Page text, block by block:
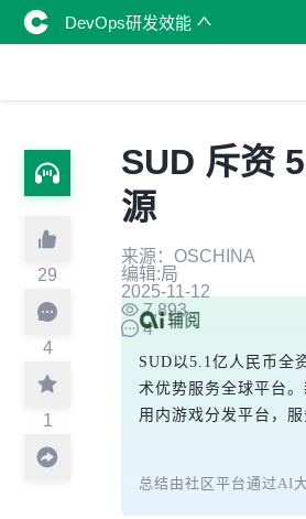
DevOps研发效能
29
4
1
SUD 斥资
源
来源：OSCHINA
编辑:局
2025-11-12
7,893
4
SUD以5.1亿人民币全
术优势服务全球平台
用内游戏分发平台，
总结由社区平台通过AI